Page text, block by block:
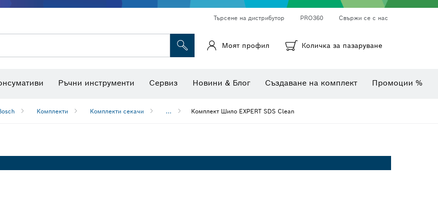
Търсене на дистрибутор PRO360 Свържи се с нас
Моят профил Количка за пазаруване
Ръчни инструменти Сервиз Новини & Блог Създаване на комплект Промоции %
Комплекти Комплекти секачи ... Комплект Шило EXPERT SDS Clean